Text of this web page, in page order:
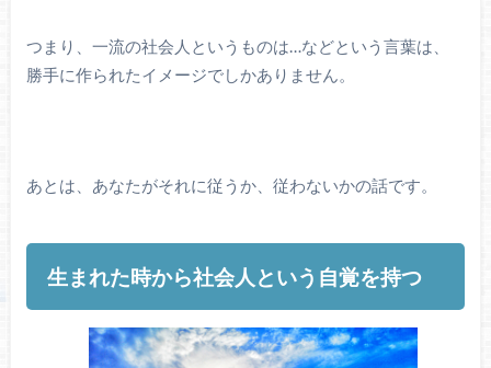
つまり、一流の社会人というものは…などという言葉は、
勝手に作られたイメージでしかありません。
あとは、あなたがそれに従うか、従わないかの話です。
生まれた時から社会人という自覚を持つ